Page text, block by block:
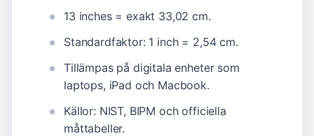
13 inches = exakt 33,02 cm.
Standardfaktor: 1 inch = 2,54 cm.
Tillämpas på digitala enheter som
laptops, iPad och Macbook.
Källor: NIST, BIPM och officiella
måttabeller.